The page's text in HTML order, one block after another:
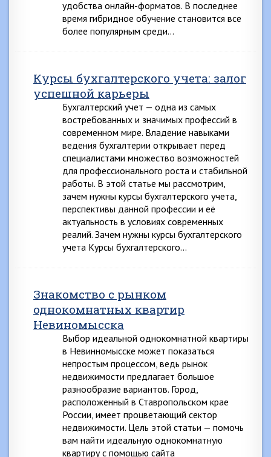
удобства онлайн-форматов. В последнее
время гибридное обучение становится все
более популярным среди…
Курсы бухгалтерского учета: залог
успешной карьеры
Бухгалтерский учет — одна из самых
востребованных и значимых профессий в
современном мире. Владение навыками
ведения бухгалтерии открывает перед
специалистами множество возможностей
для профессионального роста и стабильной
работы. В этой статье мы рассмотрим,
зачем нужны курсы бухгалтерского учета,
перспективы данной профессии и её
актуальность в условиях современных
реалий. Зачем нужны курсы бухгалтерского
учета Курсы бухгалтерского…
Знакомство с рынком
однокомнатных квартир
Невиномысска
Выбор идеальной однокомнатной квартиры
в Невинномысске может показаться
непростым процессом, ведь рынок
недвижимости предлагает большое
разнообразие вариантов. Город,
расположенный в Ставропольском крае
России, имеет процветающий сектор
недвижимости. Цель этой статьи — помочь
вам найти идеальную однокомнатную
квартиру с помощью сайта